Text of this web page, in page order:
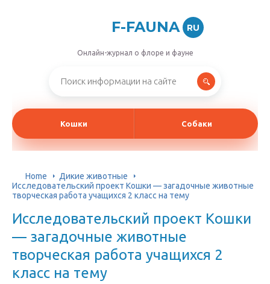
F-FAUNA RU
Онлайн-журнал о флоре и фауне
Кошки Собаки
Home
Дикие животные
Исследовательский проект Кошки — загадочные животные
творческая работа учащихся 2 класс на тему
Исследовательский проект Кошки
— загадочные животные
творческая работа учащихся 2
класс на тему